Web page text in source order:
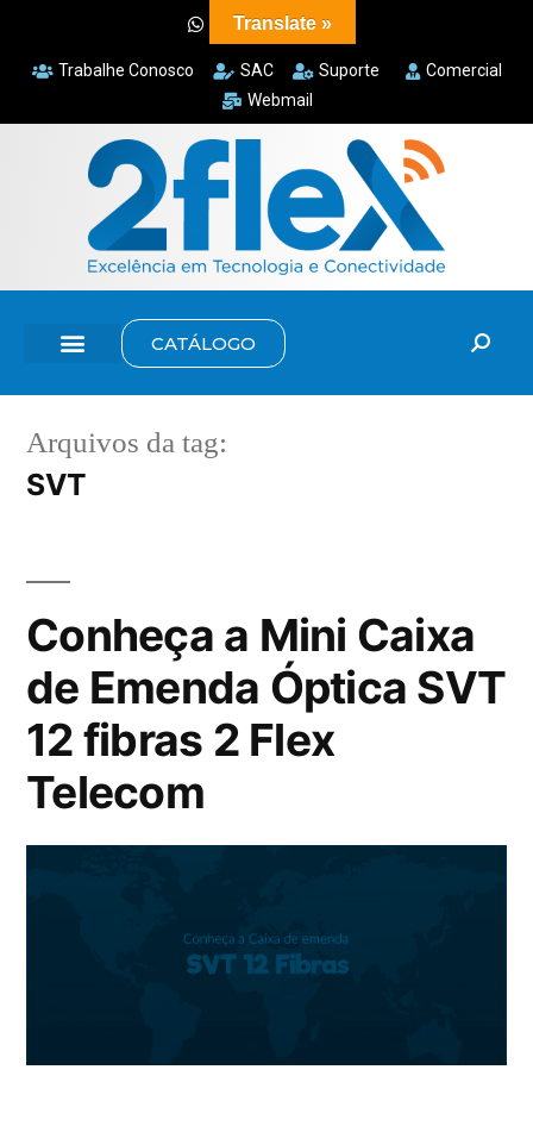
Trabalhe Conosco SAC Suporte
Comercial
Webmail
CATÁLOGO
Arquivos da tag:
SVT
Conheça a Mini Caixa
de Emenda Óptica SVT
12 fibras 2 Flex
Telecom
Translate »